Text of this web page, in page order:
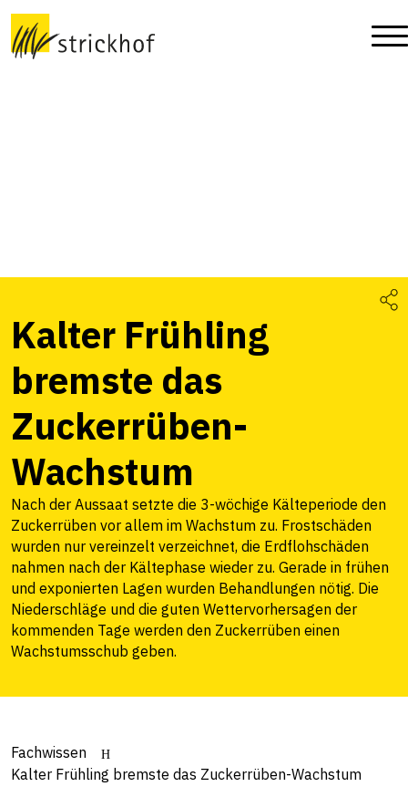
Kalter Frühling
bremste das
Zuckerrüben-
Wachstum
Nach der Aussaat setzte die 3-wöchige Kälteperiode den
Zuckerrüben vor allem im Wachstum zu. Frostschäden
wurden nur vereinzelt verzeichnet, die Erdflohschäden
nahmen nach der Kältephase wieder zu. Gerade in frühen
und exponierten Lagen wurden Behandlungen nötig. Die
Niederschläge und die guten Wettervorhersagen der
kommenden Tage werden den Zuckerrüben einen
Wachstumsschub geben.
Fachwissen
Kalter Frühling bremste das Zuckerrüben-Wachstum